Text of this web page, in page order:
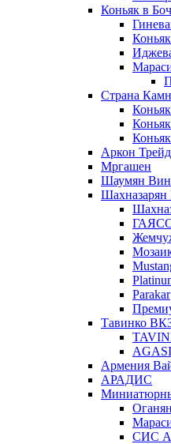
Коньяк в
Страна
Аркон Трейд
Мргашен
Шаумян Вин
Parakar
Тавинко
AGASI
Армения
АРАДИС
СИС